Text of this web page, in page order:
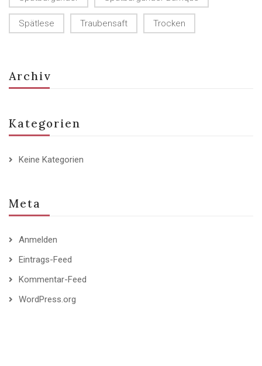
Spätlese Traubensaft Trocken
Archiv
Kategorien
Keine Kategorien
Meta
Anmelden
Eintrags-Feed
Kommentar-Feed
WordPress.org